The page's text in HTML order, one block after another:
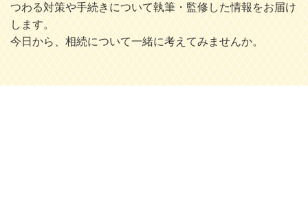
つわる対策や手続きについて執筆・監修した情報をお届け
します。
今日から、相続について一緒に考えてみませんか。